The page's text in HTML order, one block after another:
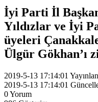
İyi Parti İl
Yıldızlar ve İyi
üyeleri
Ülgür Gökhan’ı
2019-5-13 17:14:01
2019-5-13 17:14:01
0Yorum